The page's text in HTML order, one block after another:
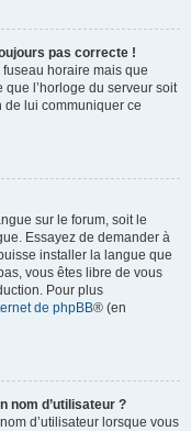
pas correcte !
horaire mais que
que l’horloge du serveur soit
de lui communiquer ce
sur le forum, soit le
Essayez de demander à
installer la langue que
vous êtes libre de vous
Pour plus
de phpBB® (en
nom d’utilisateur ?
d’utilisateur lorsque vous